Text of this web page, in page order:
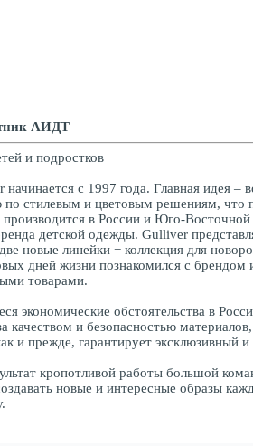
АИДТ
и подростков
с 1997 года. Главная идея
стилевым и цветовым решениям, что
в России и Юго-
детской одежды. Gulliver
новые линейки − коллекция для
дней жизни познакомился с брендом
товарами.
экономические обстоятельства в
качеством и безопасностью
и прежде, гарантирует эксклюзивный
кропотливой работы большой
новые и интересные образы